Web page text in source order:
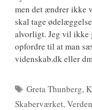
men det ændrer ikke
skal tage
alvor­ligt. Jeg vil ikke
opfor­dre til at man
videnskab.dk eller
Tags
Greta Thunberg,
Skaberværket,